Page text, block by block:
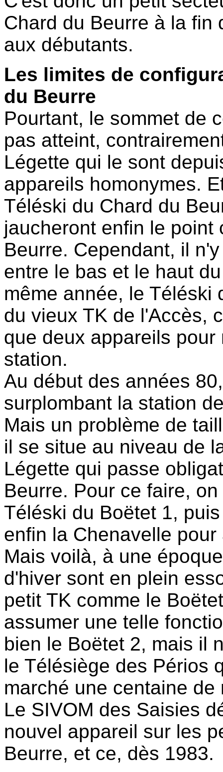
Chard du Beurre à la fin
aux débutants.
Les limites de
du Beurre
Pourtant, le sommet de
pas atteint,
Légette qui le sont
appareils homonymes.
Téléski du Chard du
jaucheront enfin le point
Beurre. Cependant, il
entre le bas et le haut
même année, le Téléski
du vieux TK de l'Accès,
que deux appareils
station.
Au début des années
surplombant la station
Mais un problème de
il se situe au niveau de
Légette qui passe
Beurre. Pour ce faire,
Téléski du Boëtet 1,
enfin la Chenavelle
Mais voilà, à une
d'hiver sont en plein
petit TK comme le
assumer une telle
bien le Boëtet 2, mais il
le Télésiège des Périos
marché une centaine de
Le SIVOM des Saisies
nouvel appareil sur les
Beurre, et ce, dès 1983.